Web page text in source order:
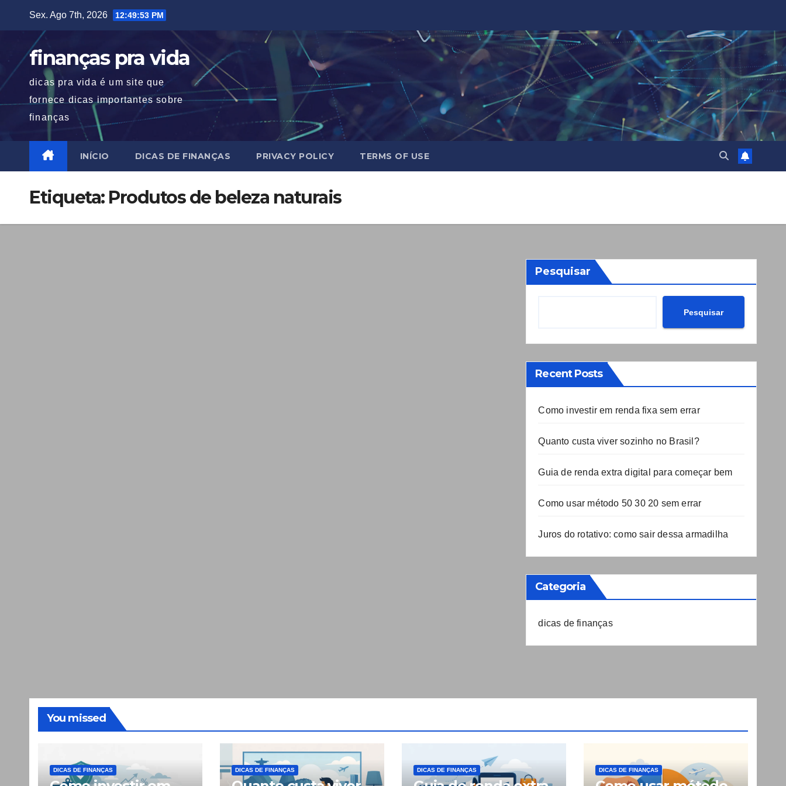
Sex. Ago 7th, 2026 12:49:53 PM
finanças pra vida
dicas pra vida é um site que
fornece dicas importantes sobre
finanças
INÍCIO DICAS DE FINANÇAS PRIVACY POLICY TERMS OF USE
Etiqueta: Produtos de beleza naturais
Pesquisar
Pesquisar
Recent Posts
Como investir em renda fixa sem errar
Quanto custa viver sozinho no Brasil?
Guia de renda extra digital para começar bem
Como usar método 50 30 20 sem errar
Juros do rotativo: como sair dessa armadilha
Categoria
dicas de finanças
You missed
DICAS DE FINANÇAS DICAS DE FINANÇAS DICAS DE FINANÇAS DICAS DE FINANÇAS